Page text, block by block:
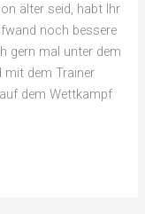
älter seid, habt Ihr
noch bessere
gern mal unter dem
mit dem Trainer
dem Wettkampf